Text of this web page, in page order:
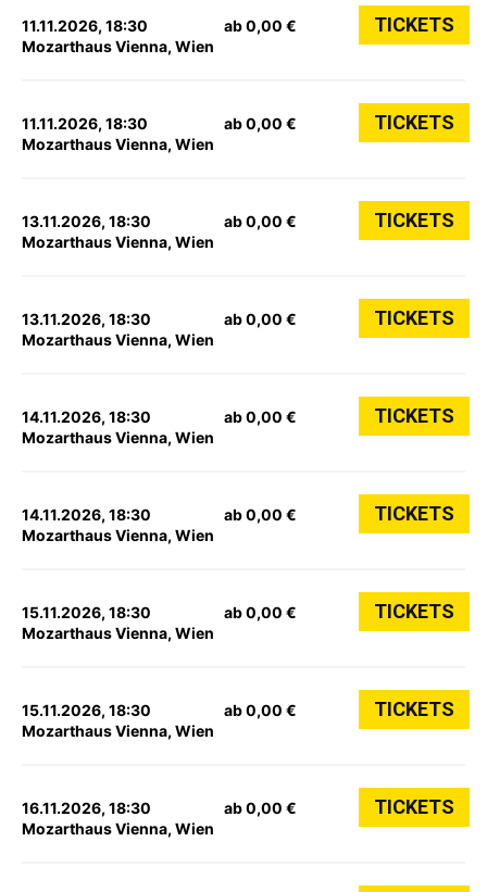
11.11.2026, 18:30
Mozarthaus Vienna, Wien
ab 0,00 € TICKETS
11.11.2026, 18:30
Mozarthaus Vienna, Wien
ab 0,00 € TICKETS
13.11.2026, 18:30
Mozarthaus Vienna, Wien
ab 0,00 € TICKETS
13.11.2026, 18:30
Mozarthaus Vienna, Wien
ab 0,00 € TICKETS
14.11.2026, 18:30
Mozarthaus Vienna, Wien
ab 0,00 € TICKETS
14.11.2026, 18:30
Mozarthaus Vienna, Wien
ab 0,00 € TICKETS
15.11.2026, 18:30
Mozarthaus Vienna, Wien
ab 0,00 € TICKETS
15.11.2026, 18:30
Mozarthaus Vienna, Wien
ab 0,00 € TICKETS
16.11.2026, 18:30
Mozarthaus Vienna, Wien
ab 0,00 € TICKETS